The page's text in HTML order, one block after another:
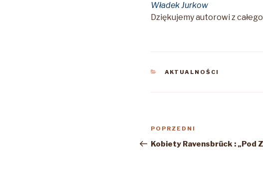
Władek Jurkow
Dziękujemy autorowi z
KATEGORIE
AKTUALNOŚCI
Nawigacja
wpisu
Poprzedni
wpis
POPRZEDNI
Kobiety Ravensbrück : „Pod